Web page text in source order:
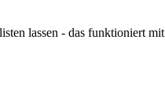
lassen - das funktioniert